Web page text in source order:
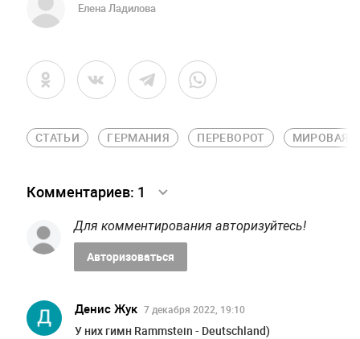
Елена Ладилова
СТАТЬИ ГЕРМАНИЯ ПЕРЕВОРОТ МИРОВАЯ
Комментариев: 1
Для комментирования авторизуйтесь!
Авторизоваться
Денис Жук 7 декабря 2022, 19:10
У них гимн Rammstein - Deutschland)